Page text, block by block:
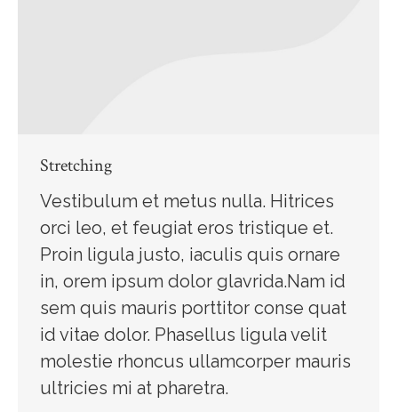
Stretching
Vestibulum et metus nulla. Hitrices
orci leo, et feugiat eros tristique et.
Proin ligula justo, iaculis quis ornare
in, orem ipsum dolor glavrida.Nam id
sem quis mauris porttitor conse quat
id vitae dolor. Phasellus ligula velit
molestie rhoncus ullamcorper mauris
ultricies mi at pharetra.